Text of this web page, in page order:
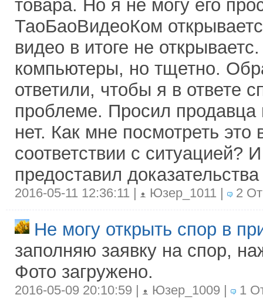
товара. Но я не могу его
ТаоБаоВидеоКом
видео в итоге не
компьютеры, но тщетно.
ответили, чтобы я в ответе
проблеме. Просил продавца
нет. Как мне посмотреть
соответствии с ситуацией?
предоставил
2016-05-11 12:36:11 | Юзер_1011 | 2
Не могу открыть спор в
заполняю заявку на спор,
Фото загружено.
2016-05-09 20:10:59 | Юзер_1009 | 1